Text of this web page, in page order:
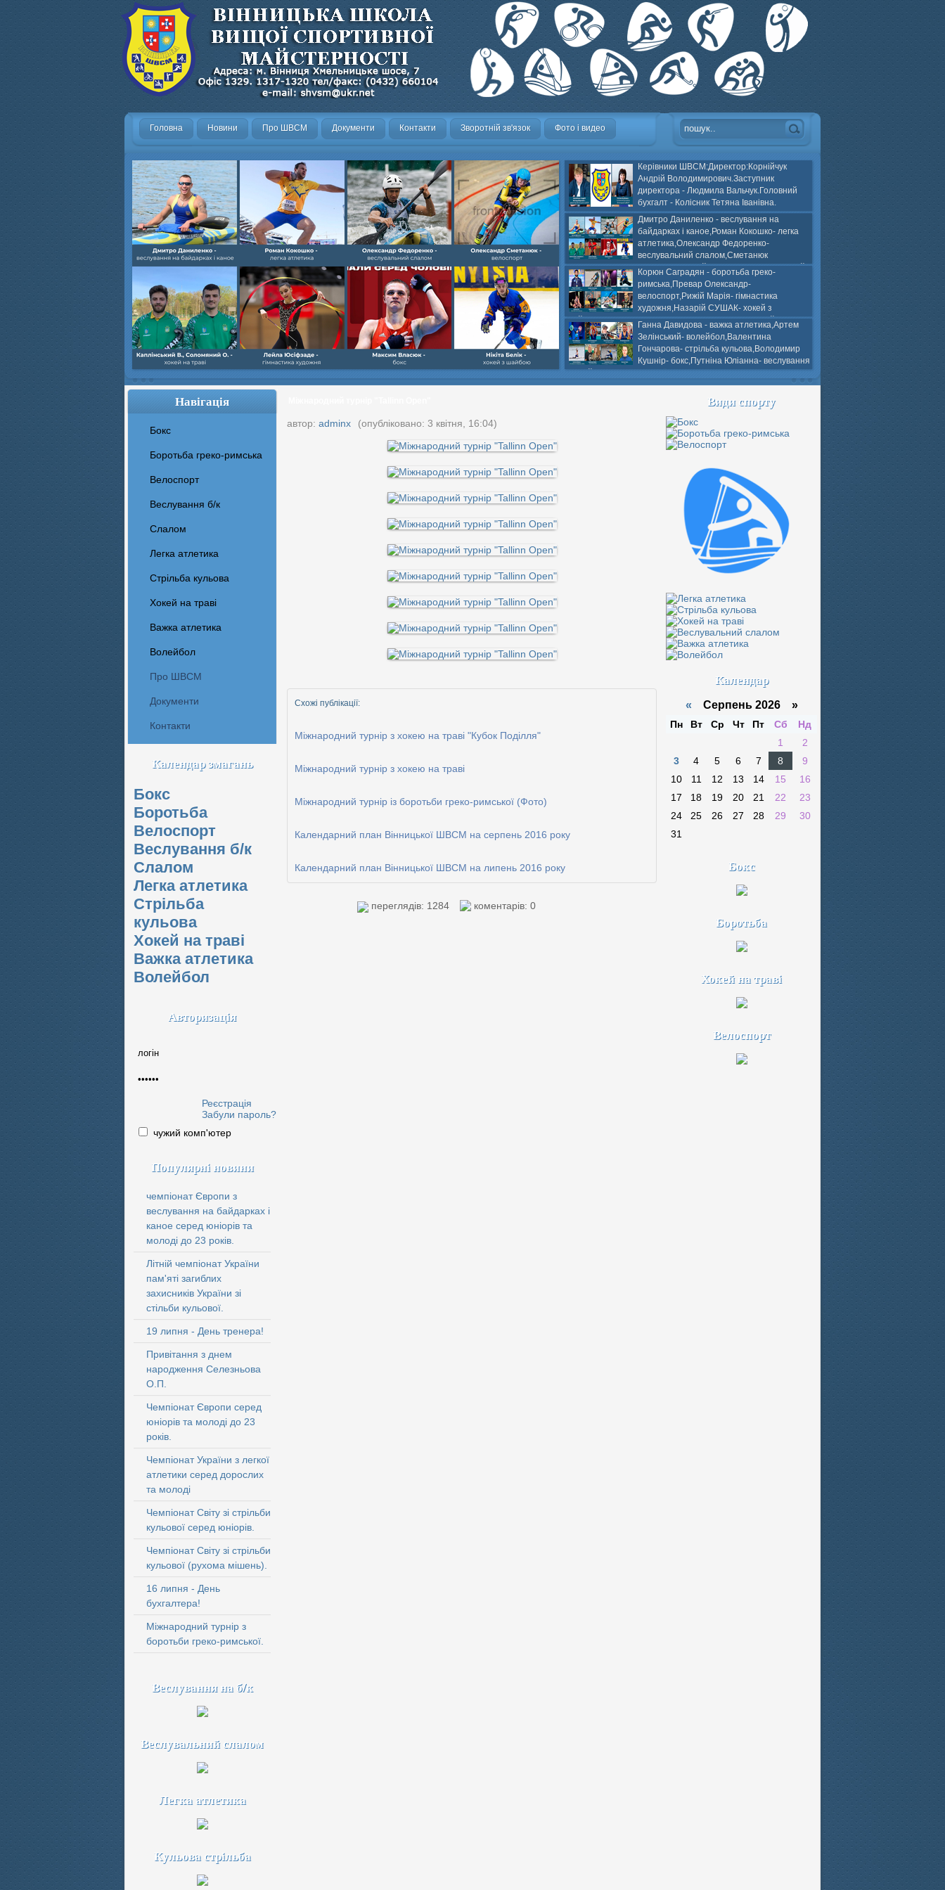
Головна Новини Про ШВСМ Документи Контакти Зворотній зв'язок Фото і видео
Керівники ШВСМ:Директор:Корнійчук
Андрій Володимирович.Заступник
директора - Людмила Вальчук.Головний
бухгалт - Колісник Тетяна Іванівна.
Дмитро Даниленко - веслування на
байдарках і каное,Роман Кокошко- легка
атлетика,Олександр Федоренко-
веслувальний слалом,Сметанюк
Олександр- велоспорт,Каплінський Володимир, Соломяний
Олександр- хокей на траві,Лейла Юсіфзаде- гімнастика
художня,Максим Власюк- бокс,Нікіта БЕЛІК- хокей з шайбою.
Корюн Саградян - боротьба греко-
римська,Превар Олександр-
велоспорт,Рижій Марія- гімнастика
художня,Назарій СУШАК- хокей з
шайбою,Ігор Бичков- боротьба греко-римська,Сергій
Колісник- важка атлетика,Вікторія Добротворська-
веслвальний слалом,Валерія Якушева - волейбол.
Ганна Давидова - важка атлетика,Артем
Зелінський- волейбол,Валентина
Гончарова- стрільба кульова,Володимир
Кушнір- бокс,Путніна Юліанна- веслування
на байдарках і каное,Моїсеєнко Марія- стрільба
кульова,Селезньов Г. веслування на байдарках і
Навігація
Бокс
Боротьба греко-римська
Велоспорт
Веслування б/к
Cлалом
Легка атлетика
Стрільба кульова
Хокей на траві
Важка атлетика
Волейбол
Про ШВСМ
Документи
Контакти
Календар змагань
Бокс
Боротьба
Велоспорт
Веслування б/к
Cлалом
Легка атлетика
Стрільба
кульова
Хокей на траві
Важка атлетика
Волейбол
Авторизація
Реєстрація
Забули пароль?
чужий комп'ютер
Популярні новини
чемпіонат Європи з
веслування на байдарках і
каное серед юніорів та
молоді до 23 років.
Літній чемпіонат України
пам'яті загиблих
захисників України зі
стільби кульової.
19 липня - День тренера!
Привітання з днем
народження Селезньова
О.П.
Чемпіонат Європи серед
юніорів та молоді до 23
років.
Чемпіонат України з легкої
атлетики серед дорослих
та молоді
Чемпіонат Світу зі стрільби
кульової серед юніорів.
Чемпіонат Світу зі стрільби
кульової (рухома мішень).
16 липня - День
бухгалтера!
Міжнародний турнір з
боротьби греко-римської.
Веслування на б/к
Веслувальний слалом
Легка атлетика
Кульова стрільба
автор: adminx (опубліковано: 3 квітня, 16:04)
Схожі публікації:
Міжнародний турнір з хокею на траві "Кубок Поділля"
Міжнародний турнір з хокею на траві
Міжнародний турнір із боротьби греко-римської (Фото)
Календарний план Вінницької ШВСМ на серпень 2016 року
Календарний план Вінницької ШВСМ на липень 2016 року
переглядів: 1284 коментарів: 0
Види спорту
Календар
« Серпень 2026 »
Пн Вт Ср Чт Пт Сб
Нд
1
2
3
4 5 6 7 8
9
10
11 12 13 14 15
16
17
18 19 20 21 22
23
24
25 26 27 28 29
30
31
Бокс
Боротьба
Хокей на траві
Велоспорт